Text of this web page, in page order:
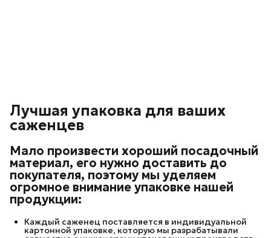
Лучшая упаковка для ваших
саженцев
Мало произвести хороший посадочный
материал, его нужно доставить до
покупателя, поэтому мы уделяем
огромное внимание упаковке нашей
продукции:
Каждый саженец поставляется в индивидуальной
картонной упаковке, которую мы разрабатывали